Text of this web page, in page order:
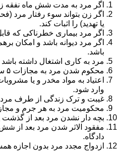
اگر مرد به مدت شش ماه نفقه
اگر زن بتواند سوء رفتار مرد
یا تهدید) را اثبات کند.
اگر مرد بیماری خطرناکی که
اگر مرد دیوانه باشد و امکان
باشد.
مرد به کاری اشتغال داشته
محکوم شدن مرد به مجازات ۵ سال حبس و یا بیشتر.
اعتیاد به مواد مخدر و یا
وارد شود.
غیبت و ترک زندگی از طرف
محکومیت مرد به هر جرم و
بچه دار نشدن مرد بعد از گذشت
مفقود الاثر شدن مرد بعد از
دادگاه.
ازدواج مجدد مرد بدون اجازه